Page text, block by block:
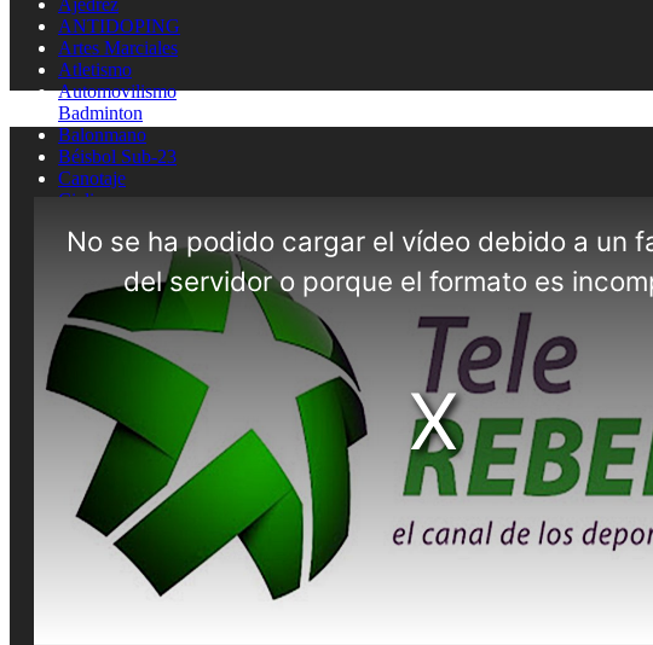
Ajedrez
ANTIDOPING
Artes Marciales
Atletismo
Automovilismo
Badminton
Balonmano
Béisbol Sub-23
Canotaje
Ciclismo
Cultura física
ENTREVISTAS
Esgrima
FUTBOL SALA
Gimnasia artistica
Gimnasia rítmica
Judo
Juegos Deportivos
MEDICINA DEL DEPORTE
MOTOCICLISMO
Natación
Natación artística
Náutica
OLIMPISMO
Paratletismo